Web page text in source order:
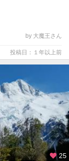
by 大魔王さん
投稿日：１年以上前
25